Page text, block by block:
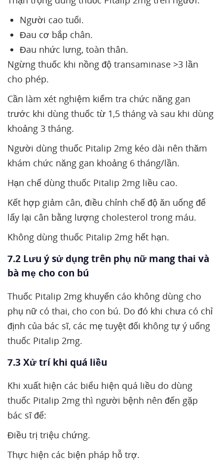
Người cao tuổi.
Đau cơ bắp chân.
Đau nhức lưng, toàn thân.
Ngừng thuốc khi nồng độ transaminase >3 lần
cho phép.
Cần làm xét nghiệm kiểm tra chức năng gan
trước khi dùng thuốc từ 1,5 tháng và sau khi dùng
khoảng 3 tháng.
Người dùng thuốc Pitalip 2mg kéo dài nên thăm
khám chức năng gan khoảng 6 tháng/lần.
Hạn chế dùng thuốc Pitalip 2mg liều cao.
Kết hợp giảm cân, điều chỉnh chế độ ăn uống để
lấy lại cân bằng lượng cholesterol trong máu.
Không dùng thuốc Pitalip 2mg hết hạn.
7.2 Lưu ý sử dụng trên phụ nữ mang thai và
bà mẹ cho con bú
Thuốc Pitalip 2mg khuyến cáo không dùng cho
phụ nữ có thai, cho con bú. Do đó khi chưa có chỉ
định của bác sĩ, các mẹ tuyệt đối không tự ý uống
thuốc Pitalip 2mg.
7.3 Xử trí khi quá liều
Khi xuất hiện các biểu hiện quá liều do dùng
thuốc Pitalip 2mg thì người bệnh nên đến gặp
bác sĩ để:
Điều trị triệu chứng.
Thực hiện các biện pháp hỗ trợ.